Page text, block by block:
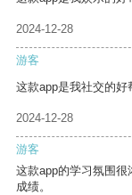
2024-12-28
游客
这款app是我社交的好
2024-12-28
游客
这款app的学习氛围
成绩。